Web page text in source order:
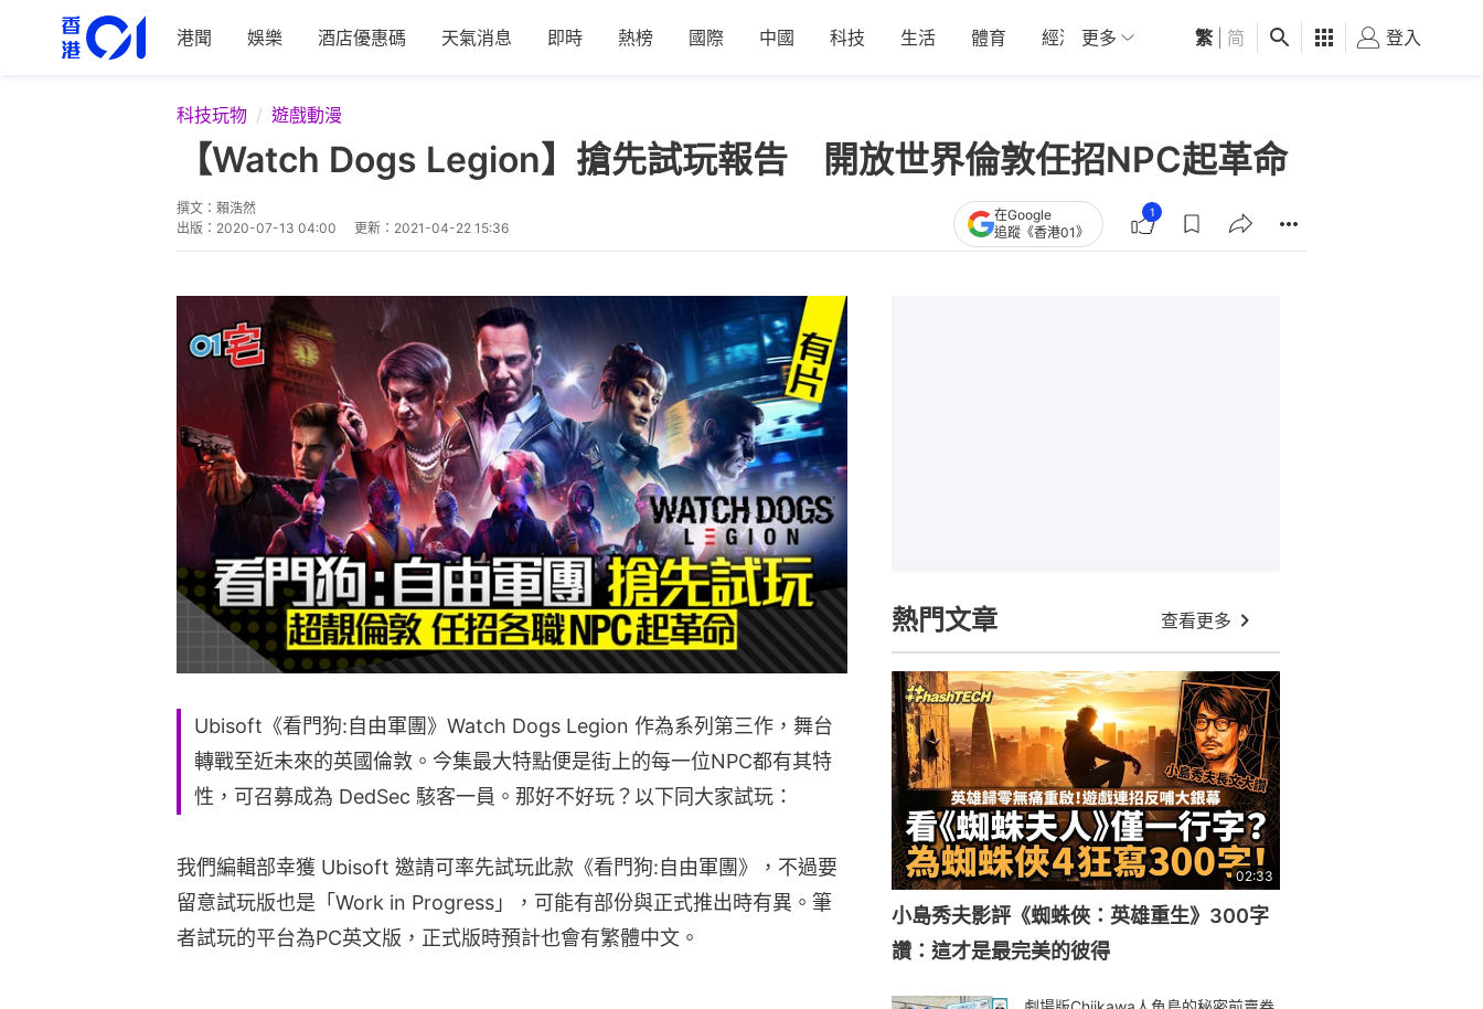
港聞 娛樂 酒店優惠碼 天氣消息 即時 熱榜 國際 中國 科技 生活 體育 經濟 01深圳 觀點 健康 好食玩飛
更多 繁 简 登入
科技玩物 遊戲動漫
【Watch Dogs Legion】搶先試玩報告 開放世界倫敦任招NPC起革命
撰文： 賴浩然
出版： 2020-07-13 04:00 更新： 2021-04-22 15:36
在Google
追蹤《香港01》
1
Ubisoft《看門狗:自由軍團》Watch Dogs Legion 作為系列第三作，舞台
轉戰至近未來的英國倫敦。今集最大特點便是街上的每一位NPC都有其特
性，可召募成為 DedSec 駭客一員。那好不好玩？以下同大家試玩：
我們編輯部幸獲 Ubisoft 邀請可率先試玩此款《看門狗:自由軍團》，不過要
留意試玩版也是「Work in Progress」，可能有部份與正式推出時有異。筆
者試玩的平台為PC英文版，正式版時預計也會有繁體中文。
熱門文章 查看更多
02:33
小島秀夫影評《蜘蛛俠：英雄重生》300字
讚：這才是最完美的彼得